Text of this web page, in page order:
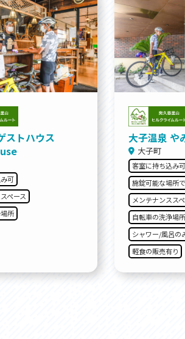
ストハウス
可
ペース
所
大子温泉 や
大子町
客室に持ち込み可
施錠可能な場所
メンテナンスス
自転車の洗浄場所
シャワー/風呂の
軽食の販売有り